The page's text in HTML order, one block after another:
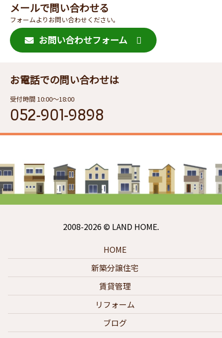
メールで問い合わせる
フォームよりお問い合わせください。
お問い合わせフォーム
お電話での問い合わせは
受付時間 10:00〜18:00
052-901-9898
2008-2026 © LAND HOME.
HOME
新築分譲住宅
賃貸管理
リフォーム
ブログ